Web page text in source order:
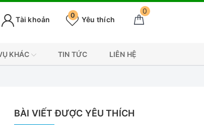
0
Yêu thích
0
Tài khoản
KHÁC TIN TỨC LIÊN HỆ
BÀI VIẾT ĐƯỢC YÊU THÍCH